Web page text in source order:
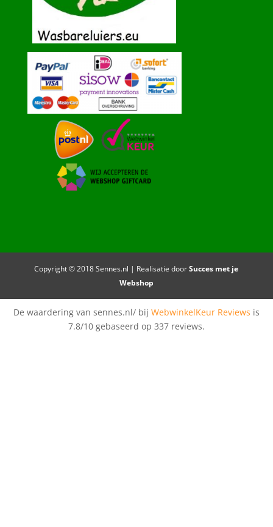
Copyright © 2018 Sennes.nl | Realisatie doorSucces met je
Webshop
De waardering van sennes.nl/ bij WebwinkelKeur Reviews is
7.8/10 gebaseerd op 337 reviews.